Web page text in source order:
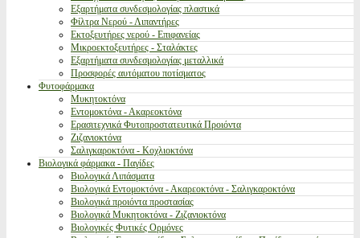
Εξαρτήματα συνδεσμολογίας πλαστικά
Φίλτρα Νερού - Λιπαντήρες
Εκτοξευτήρες νερού - Επιφανείας
Μικροεκτοξευτήρες - Σταλάκτες
Εξαρτήματα συνδεσμολογίας μεταλλικά
Προσφορές αυτόματου ποτίσματος
Φυτοφάρμακα
Μυκητοκτόνα
Εντομοκτόνα - Ακαρεοκτόνα
Ερασιτεχνικά Φυτοπροστατευτικά Προιόντα
Ζιζανιοκτόνα
Σαλιγκαροκτόνα - Κοχλιοκτόνα
Βιολογικά φάρμακα - Παγίδες
Βιολογικά Λιπάσματα
Βιολογικά Εντομοκτόνα - Ακαρεοκτόνα - Σαλιγκαροκτόνα
Βιολογικά προιόντα προστασίας
Βιολογικά Μυκητοκτόνα - Ζιζανιοκτόνα
Βιολογικές Φυτικές Ορμόνες